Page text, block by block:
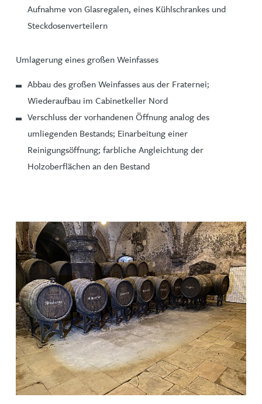
Aufnahme von Glasregalen, eines Kühlschrankes und
Steckdosenverteilern
Umlagerung eines großen Weinfasses
Abbau des großen Weinfasses aus der Fraternei;
Wiederaufbau im Cabinetkeller Nord
Verschluss der vorhandenen Öffnung analog des
umliegenden Bestands; Einarbeitung einer
Reinigungsöffnung; farbliche Angleichtung der
Holzoberflächen an den Bestand